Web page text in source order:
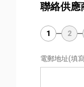
聯絡供應
1 2
電郵地址(填